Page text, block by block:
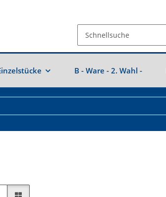
B - Ware - 2. Wahl -